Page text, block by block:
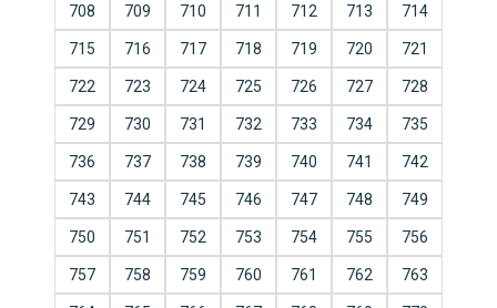
708 709 710 711 712 713 714
715 716 717 718 719 720 721
722 723 724 725 726 727 728
729 730 731 732 733 734 735
736 737 738 739 740 741 742
743 744 745 746 747 748 749
750 751 752 753 754 755 756
757 758 759 760 761 762 763